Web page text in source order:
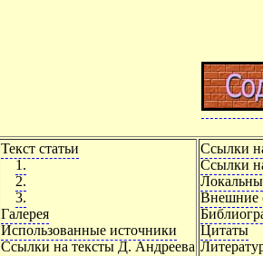
Текст статьи
1.
2.
3.
Галерея
Использованные источники
Ссылки на тексты Д. Андреева
Ссылки
Ссылки
Внешние
Цитаты